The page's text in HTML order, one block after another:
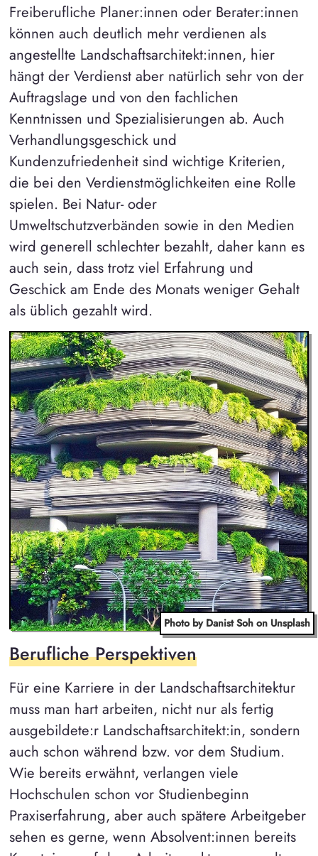
Freiberufliche Planer:innen oder Berater:innen
können auch deutlich mehr verdienen als
angestellte Landschaftsarchitekt:innen, hier
hängt der Verdienst aber natürlich sehr von der
Auftragslage und von den fachlichen
Kenntnissen und Spezialisierungen ab. Auch
Verhandlungsgeschick und
Kundenzufriedenheit sind wichtige Kriterien,
die bei den Verdienstmöglichkeiten eine Rolle
spielen. Bei Natur- oder
Umweltschutzverbänden sowie in den Medien
wird generell schlechter bezahlt, daher kann es
auch sein, dass trotz viel Erfahrung und
Geschick am Ende des Monats weniger Gehalt
als üblich gezahlt wird.
Photo by Danist Soh on Unsplash
Berufliche Perspektiven
Für eine Karriere in der Landschaftsarchitektur
muss man hart arbeiten, nicht nur als fertig
ausgebildete:r Landschaftsarchitekt:in, sondern
auch schon während bzw. vor dem Studium.
Wie bereits erwähnt, verlangen viele
Hochschulen schon vor Studienbeginn
Praxiserfahrung, aber auch spätere Arbeitgeber
sehen es gerne, wenn Absolvent:innen bereits